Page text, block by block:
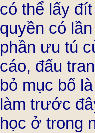
có thể lấy
quyền có
phần ưu tú
cáo, đấu
bỏ mục bố
làm trước
học ở trong